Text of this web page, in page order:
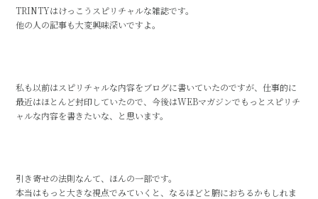
TRINTYはけっこうスピリチャルな雑誌です。
他の人の記事も大変興味深いですよ。
私も以前はスピリチャルな内容をブログに書いていたのですが、仕事的に
最近はほとんど封印していたので、今後はWEBマガジンでもっとスピリチ
ャルな内容を書きたいな、と思います。
引き寄せの法則なんて、ほんの一部です。
本当はもっと大きな視点でみていくと、なるほどと腑におちるかもしれま